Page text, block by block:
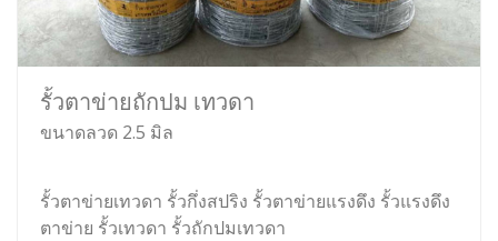
รั้วตาข่ายถักปม เทวดา
ขนาดลวด 2.5 มิล
รั้วตาข่ายเทวดา รั้วกึ่งสปริง รั้วตาข่ายแรงดึง รั้วแรงดึง
ตาข่าย รั้วเทวดา รั้วถักปมเทวดา